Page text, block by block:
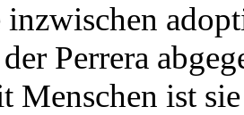
Perrera
Menschen ist